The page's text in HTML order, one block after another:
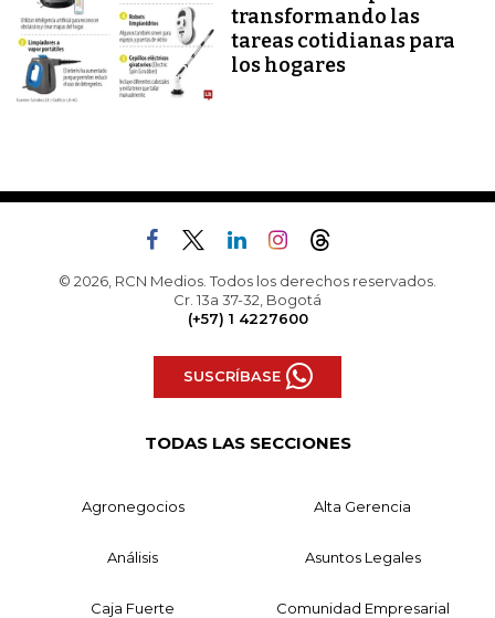
transformando las
tareas cotidianas para
los hogares
© 2026, RCN Medios. Todos los derechos reservados.
Cr. 13a 37-32, Bogotá
(+57) 1 4227600
SUSCRÍBASE
TODAS LAS SECCIONES
Agronegocios Alta Gerencia
Análisis Asuntos Legales
Caja Fuerte Comunidad Empresarial